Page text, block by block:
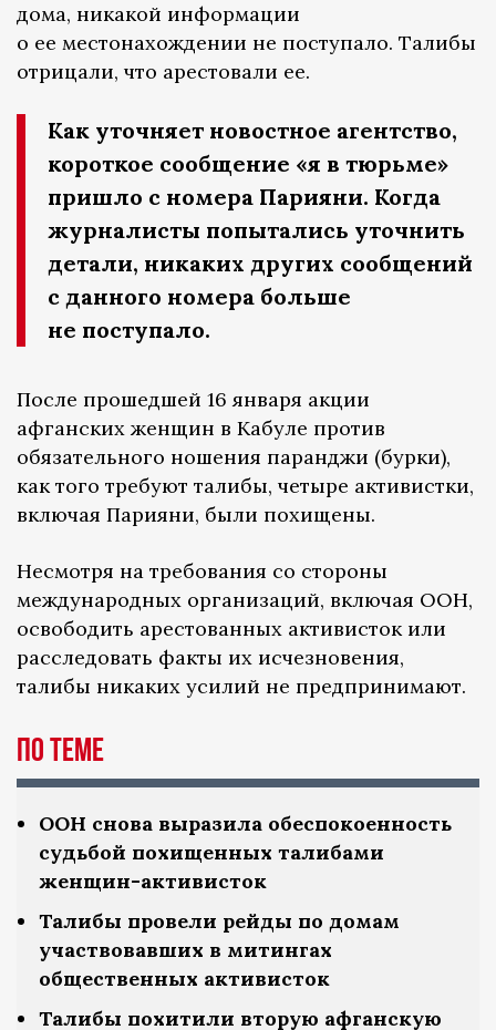
дома, никакой информации
о ее местонахождении не поступало. Талибы
отрицали, что арестовали ее.
Как уточняет новостное агентство,
короткое сообщение «я в тюрьме»
пришло с номера Парияни. Когда
журналисты попытались уточнить
детали, никаких других сообщений
с данного номера больше
не поступало.
После прошедшей 16 января акции
афганских женщин в Кабуле против
обязательного ношения паранджи (бурки),
как того требуют талибы, четыре активистки,
включая Парияни, были похищены.
Несмотря на требования со стороны
международных организаций, включая ООН,
освободить арестованных активисток или
расследовать факты их исчезновения,
талибы никаких усилий не предпринимают.
По теме
ООН снова выразила обеспокоенность
судьбой похищенных талибами
женщин-активисток
Талибы провели рейды по домам
участвовавших в митингах
общественных активисток
Талибы похитили вторую афганскую